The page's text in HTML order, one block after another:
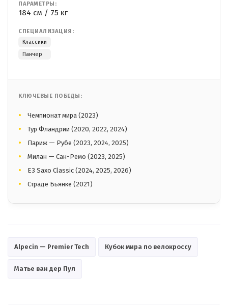
ПАРАМЕТРЫ:
184 см / 75 кг
СПЕЦИАЛИЗАЦИЯ:
Классики
Панчер
КЛЮЧЕВЫЕ ПОБЕДЫ:
Чемпионат мира (2023)
Тур Фландрии (2020, 2022, 2024)
Париж — Рубе (2023, 2024, 2025)
Милан — Сан-Ремо (2023, 2025)
E3 Saxo Classic (2024, 2025, 2026)
Страде Бьянке (2021)
Alpecin — Premier Tech Кубок мира по велокроссу
Матье ван дер Пул